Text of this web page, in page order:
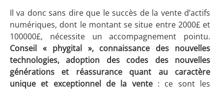
Il va donc sans dire que le succès de la vente d’actifs
numériques, dont le montant se situe entre 2000£ et
100000£, nécessite un accompagnement pointu.
Conseil « phygital », connaissance des nouvelles
technologies, adoption des codes des nouvelles
générations et réassurance quant au caractère
unique et exceptionnel de la vente: ce sont les